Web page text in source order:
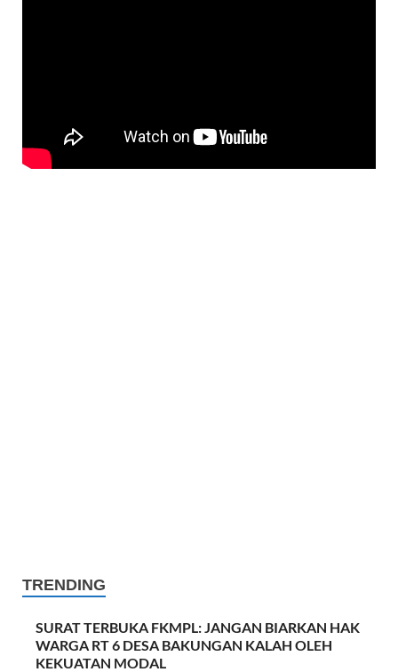
TRENDING
SURAT TERBUKA FKMPL: JANGAN BIARKAN HAK
WARGA RT 6 DESA BAKUNGAN KALAH OLEH
KEKUATAN MODAL